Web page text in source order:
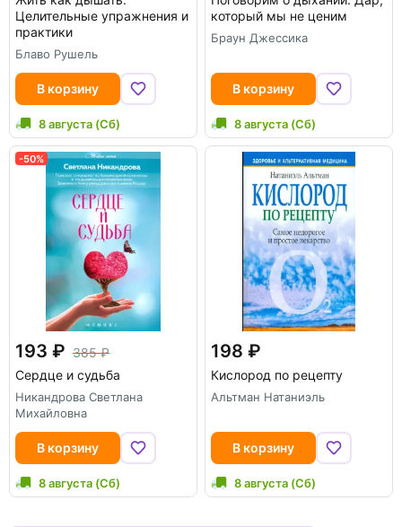
Целительные упражнения и
практики
Блаво Рушель
В корзину
8 августа (Сб)
который мы не ценим
Браун Джессика
В корзину
8 августа (Сб)
-50%
193
385
Сердце и судьба
Никандрова Светлана
Михайловна
В корзину
8 августа (Сб)
198
Кислород по рецепту
Альтман Натаниэль
В корзину
8 августа (Сб)